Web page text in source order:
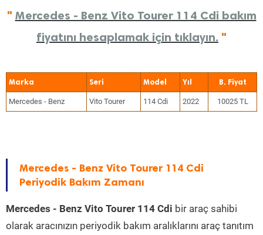
" Mercedes - Benz Vito Tourer 114 Cdi bakım
fiyatını hesaplamak için tıklayın. "
Marka Seri Model Yıl
Mercedes - Benz Vito Tourer 114 Cdi 2022 10025 TL
Mercedes - Benz Vito Tourer 114 Cdi
Periyodik Bakım Zamanı
Mercedes - Benz Vito Tourer 114 Cdi bir araç sahibi
olarak aracınızın periyodik bakım aralıklarını araç tanıtım